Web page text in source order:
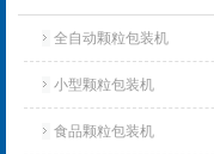
全自动颗粒包装机
小型颗粒包装机
食品颗粒包装机